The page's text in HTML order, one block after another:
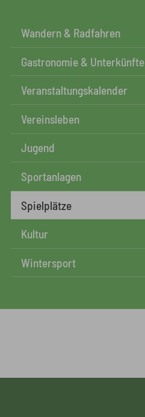
Wandern & Radfahren
Gastronomie & Unterkünfte
Veranstaltungskalender
Vereinsleben
Jugend
Sportanlagen
Spielplätze
Kultur
Wintersport